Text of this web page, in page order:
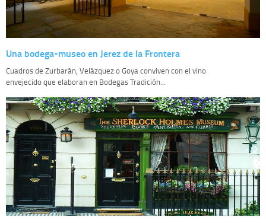
Una bodega-museo en Jerez de la Frontera
Cuadros de Zurbarán, Velázquez o Goya conviven con el vino
envejecido que elaboran en Bodegas Tradición...